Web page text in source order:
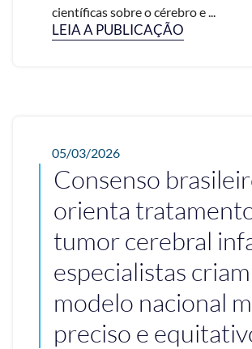
científicas sobre o cérebro e ...
LEIA A PUBLICAÇÃO
05/03/2026
Consenso
orienta
tumor cerebral
especialistas criam
modelo nacional
preciso e